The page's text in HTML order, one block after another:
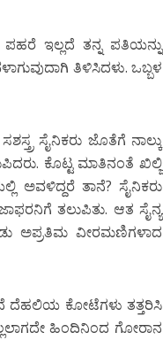
ಇಲ್ಲದೆ ತನ್ನ ಪತಿಯನ್ನು
ತಿಳಿಸಿದಳು. ಒಬ್ಬಳ
ಸೈನಿಕರು ಜೊತೆಗೆ ನಾಲ್ಕು
ಕೊಟ್ಟ ಮಾತಿನಂತೆ ಖಿಲ್ಜಿ
ಅವಳಿದ್ದರೆ ತಾನೆ? ಸೈನಿಕರು
ತಲುಪಿತು. ಆತ ಸೈನ್ಯ
ಅಪ್ರತಿಮ ವೀರಮಣಿಗಳಾದ
ದೆಹಲಿಯ ಕೋಟೆಗಳು ತತ್ತರಿಸಿ
ಹಿಂದಿನಿಂದ ಗೋರಾನ